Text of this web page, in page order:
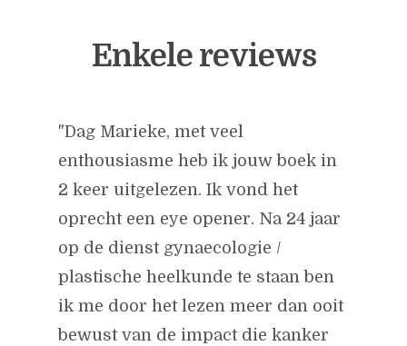
Enkele reviews
"Dag Marieke, met veel
enthousiasme heb ik jouw boek in
2 keer uitgelezen. Ik vond het
oprecht een eye opener. Na 24 jaar
op de dienst gynaecologie /
plastische heelkunde te staan ben
ik me door het lezen meer dan ooit
bewust van de impact die kanker